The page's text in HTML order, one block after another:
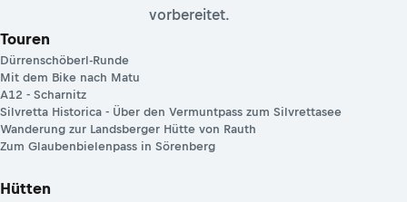
vorbereitet.
Touren
Dürrenschöberl-Runde
Mit dem Bike nach Matu
A12 - Scharnitz
Silvretta Historica - Über den Vermuntpass zum Silvrettasee
Wanderung zur Landsberger Hütte von Rauth
Zum Glaubenbielenpass in Sörenberg
Hütten